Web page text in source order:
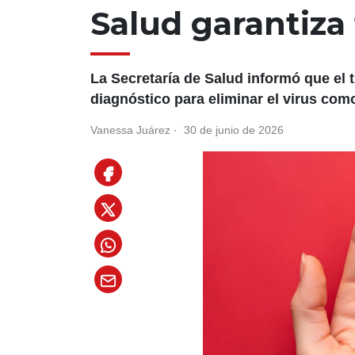
Salud
La Secretaría de Salud informó que el
diagnóstico para eliminar el virus
Vanessa Juárez · 30 de junio de 2026